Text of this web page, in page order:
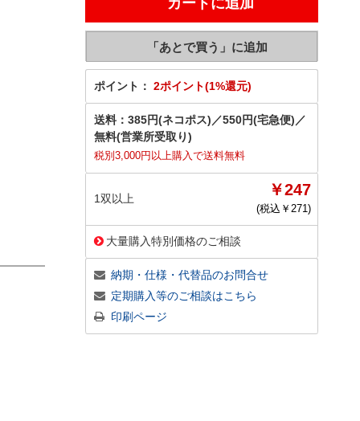
ポイント： 2ポイント(1%還元)
送料： 385円(ネコポス) ／550円(宅急便) ／
無料(営業所受取り)
税別3,000円以上購入で送料無料
1双以上 ￥247
(税込￥ 271)
大量購入特別価格のご相談
納期・仕様・代替品のお問合せ
定期購入等のご相談はこちら
印刷ページ